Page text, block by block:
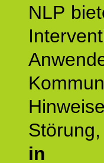
NLP
Störung,
in